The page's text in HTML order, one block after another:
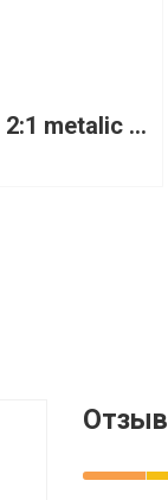
ARS краска 2:1 metalic Lada 640 1L